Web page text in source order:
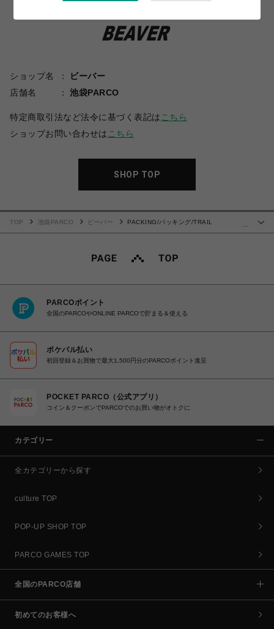
ショップ名
ビーバー
店舗名
池袋PARCO
特定商取引法など法令に基づく表記は こちら
ショップお問い合わせは こちら
SHOP TOP
TOP 池袋PARCO ビーバー
PACKING/パッキング/TRAIL
PARCOポイント
全国のPARCOやONLINE PARCOで貯まる＆使える
ポケパル払い
初回登録＆お買物で最大1,500円分のPARCOポイント進呈
POCKET PARCO（公式アプリ）
コイン＆クーポンでPARCOでのお買い物がオトクに
カテゴリー
全カテゴリーから探す
culture TOP
POP-UP SHOP TOP
PARCO GAMES TOP
全国のPARCO店舗
初めてのお客様へ